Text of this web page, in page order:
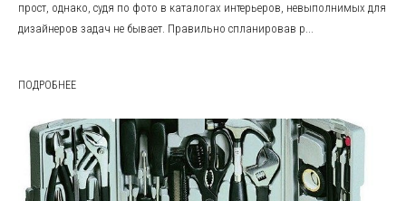
прост, однако, судя по фото в каталогах интерьеров, невыполнимых для
дизайнеров задач не бывает. Правильно спланировав р...
ПОДРОБНЕЕ